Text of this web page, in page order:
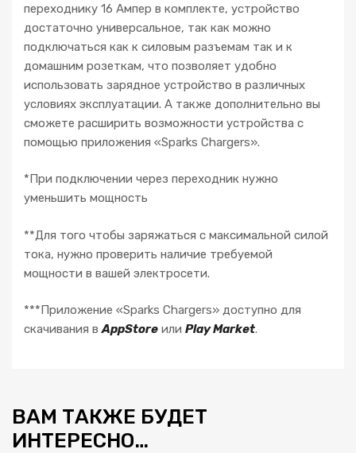
переходнику 16 Ампер в комплекте, устройство
достаточно универсальное, так как можно
подключаться как к силовым разъемам так и к
домашним розеткам, что позволяет удобно
использовать зарядное устройство в различных
условиях эксплуатации. А также дополнительно вы
сможете расширить возможности устройства с
помощью приложения «Sparks Chargers».
*При подключении через переходник нужно
уменьшить мощность
**Для того чтобы заряжаться с максимальной силой
тока, нужно проверить наличие требуемой
мощности в вашей электросети.
***Приложение «Sparks Chargers» доступно для
скачивания вAppStore или Play Market.
ВАМ ТАКЖЕ БУДЕТ
ИНТЕРЕСНО…